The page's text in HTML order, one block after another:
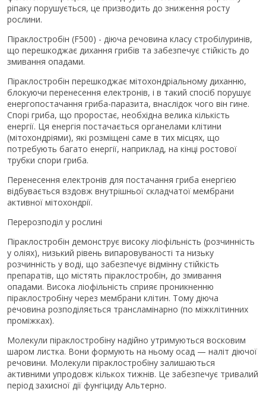
ріпаку порушується, це призводить до зниження росту
рослини.
Піраклостробін (F500) - діюча речовина класу стробілуринів,
що перешкоджає дихання грибів та забезпечує стійкість до
змивання опадами.
Піраклостробін перешкоджає мітохондріальному диханню,
блокуючи перенесення електронів, і в такий спосіб порушує
енергопостачання гриба-паразита, внаслідок чого він гине.
Спорі гриба, що проростає, необхідна велика кількість
енергії. Ця енергія постачається органелами клітини
(мітохондріями), які розміщені саме в тих місцях, що
потребують багато енергії, наприклад, на кінці ростової
трубки спори гриба.
Перенесення електронів для постачання гриба енергією
відбувається вздовж внутрішньої складчатої мембрани
активної мітохондрії.
Перерозподіл у рослині
Піраклостробін демонструє високу ліофільність (розчинність
у оліях), низький рівень випаровуваності та низьку
розчинність у воді, що забезпечує відмінну стійкість
препаратів, що містять піраклостробін, до змивання
опадами. Висока ліофільність сприяє проникненню
піраклостробіну через мембрани клітин. Тому діюча
речовина розподіляється трансламінарно (по міжклітинних
проміжках).
Молекули піраклостробіну надійно утримуються восковим
шаром листка. Вони формують на ньому осад — наліт діючої
речовини. Молекули піраклостробіну залишаються
активними упродовж кількох тижнів. Це забезпечує тривалий
період захисної дії фунгіциду Альтерно.